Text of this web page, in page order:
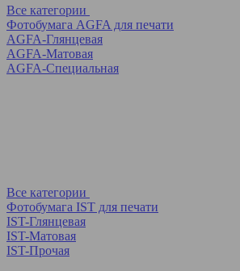
Все категории
Фотобумага AGFA для печати
AGFA-Глянцевая
AGFA-Матовая
AGFA-Специальная
Все категории
Фотобумага IST для печати
IST-Глянцевая
IST-Матовая
IST-Прочая